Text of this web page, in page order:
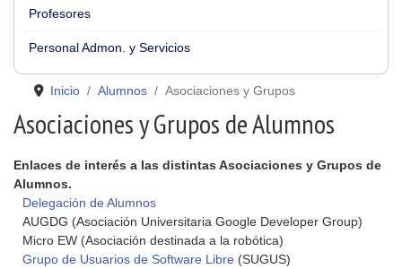
Profesores
Personal Admon. y Servicios
Inicio Alumnos Asociaciones y Grupos
Asociaciones y Grupos de Alumnos
Enlaces de interés a las distintas Asociaciones y Grupos de
Alumnos.
Delegación de Alumnos
AUGDG (Asociación Universitaria Google Developer Group)
Micro EW (Asociación destinada a la robótica)
Grupo de Usuarios de Software Libre (SUGUS)